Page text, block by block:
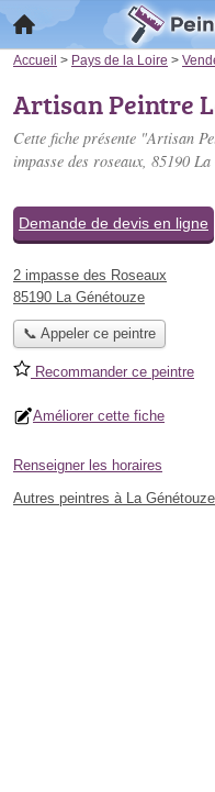
Accueil > Pays de la Loire >
Artisan Peintre
Cette fiche présente "Artisan
impasse des roseaux, 85190 La
Demande de devis en ligne
2 impasse des Roseaux
85190 La Génétouze
📞 Appeler ce peintre
Recommander ce peintre
Améliorer cette fiche
Renseigner les horaires
Autres peintres à La Génétouze